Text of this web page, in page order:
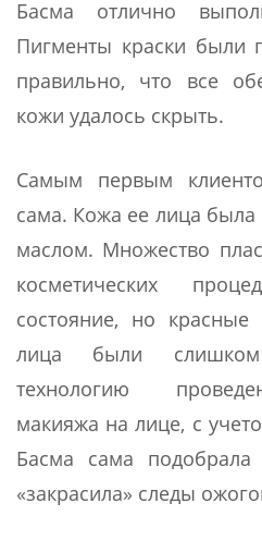
Басма отлично
Пигменты краски были
правильно, что все
кожи удалось скрыть.
Самым первым
сама. Кожа ее лица
маслом. Множество
косметических
состояние, но
лица были
технологию
макияжа на лице, с
Басма сама
«закрасила» следы